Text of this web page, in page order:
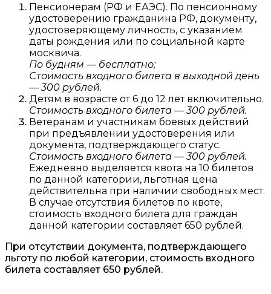
Пенсионерам (РФ и ЕАЭС). По пенсионному
удостоверению гражданина РФ, документу,
удостоверяющему личность, с указанием
даты рождения или по социальной карте
москвича.
По будням — бесплатно;
Стоимость входного билета в выходной день
— 300 рублей.
Детям в возрасте от 6 до 12 лет включительно.
Стоимость входного билета — 300 рублей.
Ветеранам и участникам боевых действий
при предъявлении удостоверения или
документа, подтверждающего статус.
Стоимость входного билета — 300 рублей.
Ежедневно выделяется квота на 10 билетов
по данной категории, льготная цена
действительна при наличии свободных мест.
В случае отсутствия билетов по квоте,
стоимость входного билета для граждан
данной категории составляет 650 рублей.
При отсутствии документа, подтверждающего
льготу по любой категории, стоимость входного
билета составляет 650 рублей.